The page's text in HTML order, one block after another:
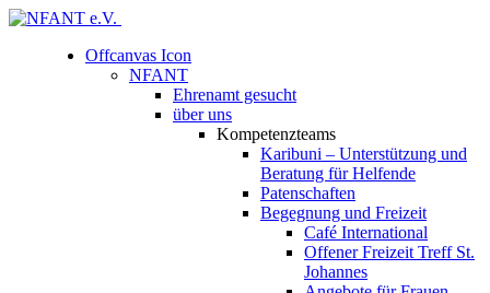
Offcanvas Icon
NFANT
Ehrenamt gesucht
über uns
Kompetenzteams
Karibuni – Unterstützung und
Beratung für Helfende
Patenschaften
Begegnung und Freizeit
Café International
Offener Freizeit Treff St.
Johannes